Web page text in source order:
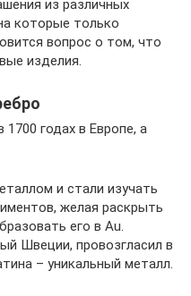
из различных
которые только
вопрос о том, что
изделия.
годах в Европе, а
и стали изучать
желая раскрыть
его в Au.
Швеции, провозгласил в
– уникальный металл.